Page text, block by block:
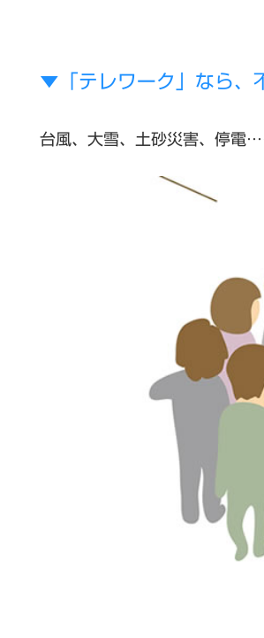
▼「テレワーク」なら、
台風、大雪、土砂災害、停電